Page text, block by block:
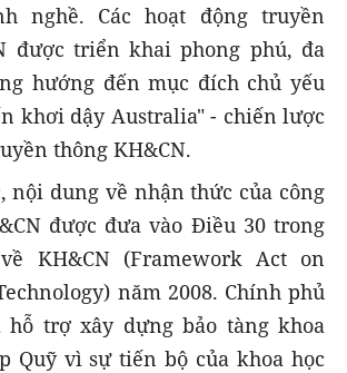
nghề. Các hoạt động truyền
được triển khai phong phú, đa
hướng đến mục đích chủ yếu
khơi dậy Australia" - chiến lược
thông KH&CN.
nội dung về nhận thức của công
được đưa vào Điều 30 trong
KH&CN (Framework Act on
năm 2008. Chính phủ
hỗ trợ xây dựng bảo tàng khoa
Quỹ vì sự tiến bộ của khoa học